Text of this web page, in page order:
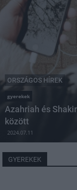
ORSZÁGOS HÍREK
gyerekek
Azahriah és
között
2024.07.11
GYEREKEK